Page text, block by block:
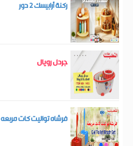
ركنة أرابيسك 2 دور
جردل رويال
فرشاه تواليت كات مربعه